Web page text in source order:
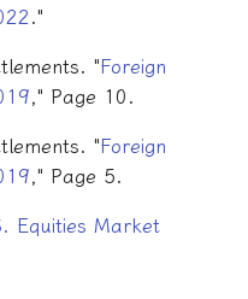
."
"Foreign
," Page 10.
"Foreign
," Page 5.
Equities Market